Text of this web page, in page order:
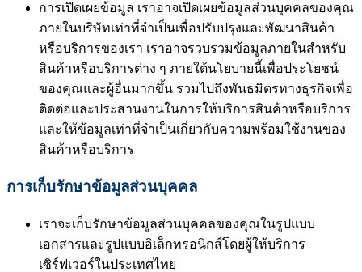
การเปิดเผยข้อมูล เราอาจเปิดเผยข้อมูลส่วนบุคคลของคุณ
ภายในบริษัทเท่าที่จำเป็นเพื่อปรับปรุงและพัฒนาสินค้า
หรือบริการของเรา เราอาจรวบรวมข้อมูลภายในสำหรับ
สินค้าหรือบริการต่าง ๆ ภายใต้นโยบายนี้เพื่อประโยชน์
ของคุณและผู้อื่นมากขึ้น รวมไปถึงพันธมิตรทางธุรกิจเพื่อ
ติดต่อและประสานงานในการให้บริการสินค้าหรือบริการ
และให้ข้อมูลเท่าที่จำเป็นเกี่ยวกับความพร้อมใช้งานของ
สินค้าหรือบริการ
การเก็บรักษาข้อมูลส่วนบุคคล
เราจะเก็บรักษาข้อมูลส่วนบุคคลของคุณในรูปแบบ
เอกสารและรูปแบบอิเล็กทรอนิกส์โดยผู้ให้บริการ
เซิร์ฟเวอร์ในประเทศไทย